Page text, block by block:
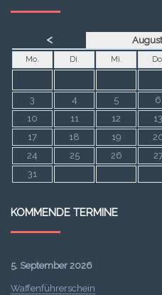
<
Mo. Di. Mi.
3 4 5 6
10
11 12 13
17
18 19
24
25 26
31
KOMMENDE TERMINE
5. September 2026
Waffenführerschein